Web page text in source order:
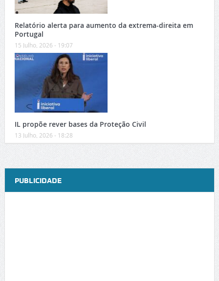
Relatório alerta para aumento da extrema-direita em
Portugal
15 Julho, 2026 - 19:07
IL propõe rever bases da Proteção Civil
13 Julho, 2026 - 18:28
PUBLICIDADE